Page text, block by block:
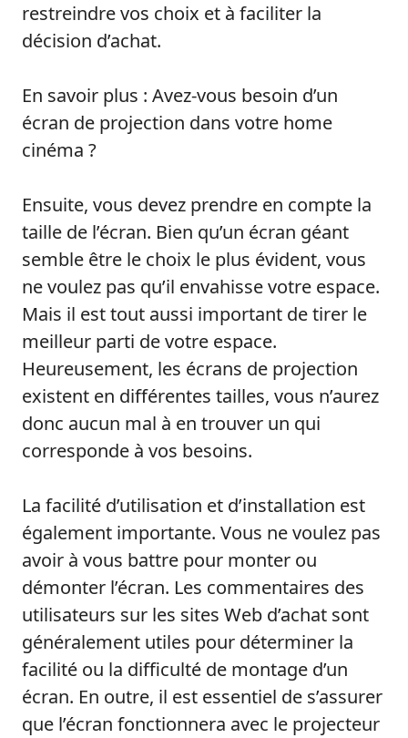
restreindre vos choix et à faciliter la
décision d’achat.
En savoir plus : Avez-vous besoin d’un
écran de projection dans votre home
cinéma ?
Ensuite, vous devez prendre en compte la
taille de l’écran. Bien qu’un écran géant
semble être le choix le plus évident, vous
ne voulez pas qu’il envahisse votre espace.
Mais il est tout aussi important de tirer le
meilleur parti de votre espace.
Heureusement, les écrans de projection
existent en différentes tailles, vous n’aurez
donc aucun mal à en trouver un qui
corresponde à vos besoins.
La facilité d’utilisation et d’installation est
également importante. Vous ne voulez pas
avoir à vous battre pour monter ou
démonter l’écran. Les commentaires des
utilisateurs sur les sites Web d’achat sont
généralement utiles pour déterminer la
facilité ou la difficulté de montage d’un
écran. En outre, il est essentiel de s’assurer
que l’écran fonctionnera avec le projecteur